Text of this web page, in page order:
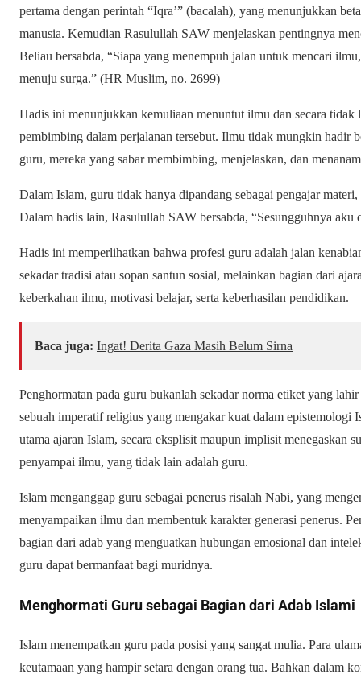
pertama dengan perintah “Iqra’” (bacalah), yang menunjukkan
manusia. Kemudian Rasulullah SAW menjelaskan pentingnya
Beliau bersabda, “Siapa yang menempuh jalan untuk mencari
menuju surga.” (HR Muslim, no. 2699)
Hadis ini menunjukkan kemuliaan menuntut ilmu dan secara tidak
pembimbing dalam perjalanan tersebut. Ilmu tidak mungkin hadir
guru, mereka yang sabar membimbing, menjelaskan, dan
Dalam Islam, guru tidak hanya dipandang sebagai pengajar
Dalam hadis lain, Rasulullah SAW bersabda, “Sesungguhnya
Hadis ini memperlihatkan bahwa profesi guru adalah jalan
sekadar tradisi atau sopan santun sosial, melainkan bagian dari
keberkahan ilmu, motivasi belajar, serta keberhasilan pendidikan.
Baca juga: Ingat! Derita Gaza Masih Belum Sirna
Penghormatan pada guru bukanlah sekadar norma etiket yang
sebuah imperatif religius yang mengakar kuat dalam epistemologi
utama ajaran Islam, secara eksplisit maupun implisit menegaskan
penyampai ilmu, yang tidak lain adalah guru.
Islam menganggap guru sebagai penerus risalah Nabi, yang
menyampaikan ilmu dan membentuk karakter generasi penerus.
bagian dari adab yang menguatkan hubungan emosional dan
guru dapat bermanfaat bagi muridnya.
Menghormati Guru sebagai Bagian dari Adab Islami
Islam menempatkan guru pada posisi yang sangat mulia. Para
keutamaan yang hampir setara dengan orang tua. Bahkan dalam